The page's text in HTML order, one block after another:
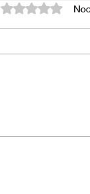
Mit 0 von 5